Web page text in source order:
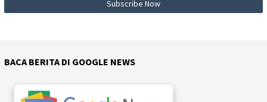
BACA BERITA DI GOOGLE NEWS